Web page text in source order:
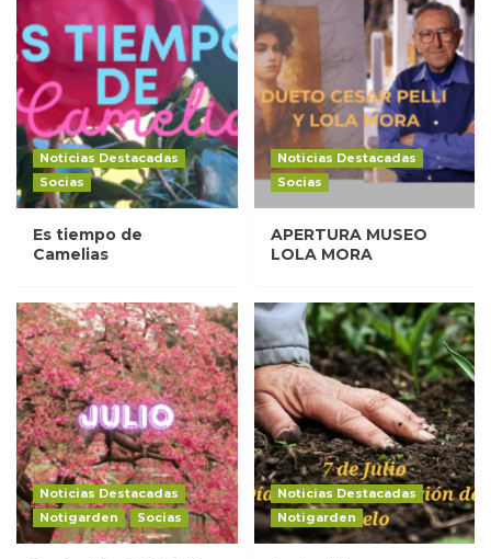
Noticias Destacadas
Socias
Es tiempo de
Camelias
Noticias Destacadas
Socias
APERTURA MUSEO
LOLA MORA
Noticias Destacadas
Notigarden
Socias
Noticias Destacadas
Notigarden